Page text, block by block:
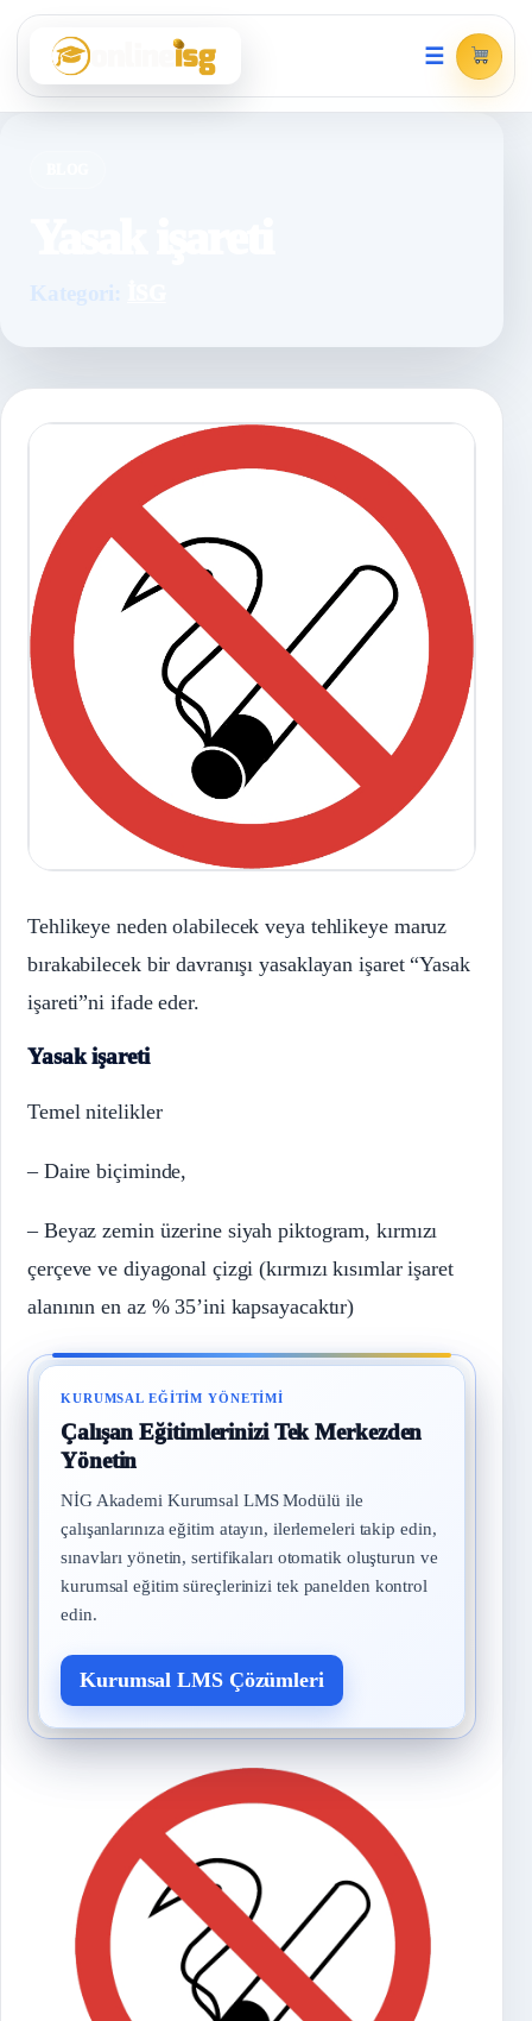
☰
Kategori:
Tehlikeye neden olabilecek veya tehlikeye maruz
bırakabilecek bir davranışı yasaklayan işaret “Yasak
işareti”ni ifade eder.
Yasak işareti
Temel nitelikler
– Daire biçiminde,
– Beyaz zemin üzerine siyah piktogram, kırmızı
çerçeve ve diyagonal çizgi (kırmızı kısımlar işaret
alanının en az % 35’ini kapsayacaktır)
KURUMSAL EĞITIM YÖNETIMI
Çalışan Eğitimlerinizi Tek Merkezden
Yönetin
NİG Akademi Kurumsal LMS Modülü ile
çalışanlarınıza eğitim atayın, ilerlemeleri takip edin,
sınavları yönetin, sertifikaları otomatik oluşturun ve
kurumsal eğitim süreçlerinizi tek panelden kontrol
edin.
Kurumsal LMS Çözümleri